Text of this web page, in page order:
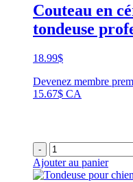
Couteau en
tondeuse
18.99$
Devenez membre
15.67$ CA
-
Ajouter au panier